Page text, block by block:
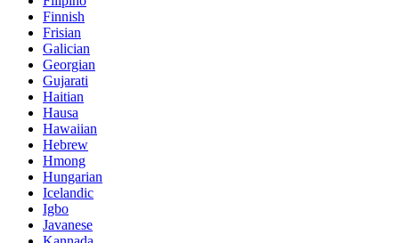
Finnish
Frisian
Galician
Georgian
Gujarati
Haitian
Hausa
Hawaiian
Hebrew
Hmong
Hungarian
Icelandic
Igbo
Javanese